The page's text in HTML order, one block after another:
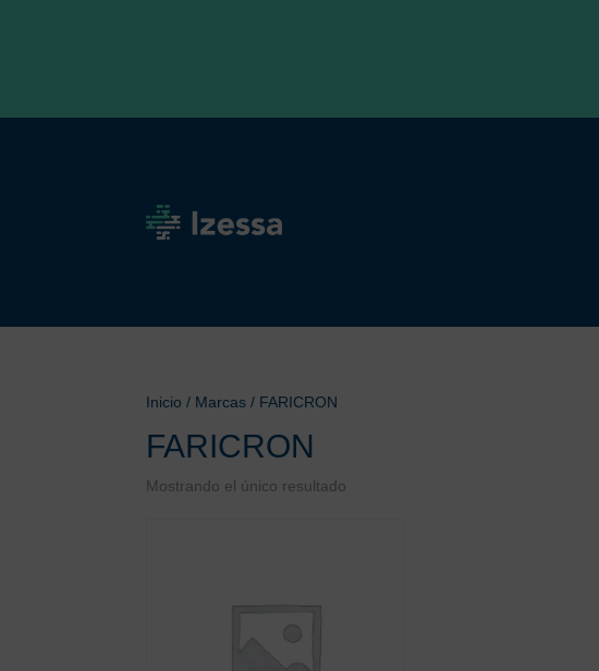
Inicio / Marcas / FARICRON
FARICRON
Mostrando el único resultado